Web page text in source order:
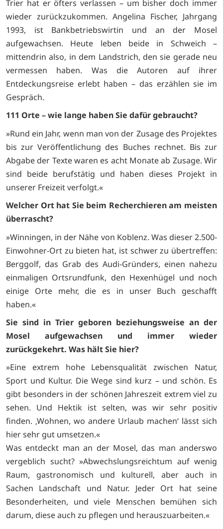
Trier hat er öfters verlassen – um bisher doch immer
wieder zurückzukommen. Angelina Fischer, Jahrgang
1993, ist Bankbetriebswirtin und an der Mosel
aufgewachsen. Heute leben beide in Schweich –
mittendrin also, in dem Landstrich, den sie gerade neu
vermessen haben. Was die Autoren auf ihrer
Entdeckungsreise erlebt haben – das erzählen sie im
Gespräch.
111 Orte – wie lange haben Sie dafür gebraucht?
»Rund ein Jahr, wenn man von der Zusage des Projektes
bis zur Veröffentlichung des Buches rechnet. Bis zur
Abgabe der Texte waren es acht Monate ab Zusage. Wir
sind beide berufstätig und haben dieses Projekt in
unserer Freizeit verfolgt.«
Welcher Ort hat Sie beim Recherchieren am meisten
überrascht?
»Winningen, in der Nähe von Koblenz. Was dieser 2.500-
Einwohner-Ort zu bieten hat, ist schwer zu übertreffen:
Berggolf, das Grab des Audi-Gründers, einen nahezu
einmaligen Ortsrundfunk, den Hexenhügel und noch
einige Orte mehr, die es in unser Buch geschafft
haben.«
Sie sind in Trier geboren beziehungsweise an der
Mosel aufgewachsen und immer wieder
zurückgekehrt. Was hält Sie hier?
»Eine extrem hohe Lebensqualität zwischen Natur,
Sport und Kultur. Die Wege sind kurz – und schön. Es
gibt besonders in der schönen Jahreszeit extrem viel zu
sehen. Und Hektik ist selten, was wir sehr positiv
finden. ‚Wohnen, wo andere Urlaub machen‘ lässt sich
hier sehr gut umsetzen.«
Was entdeckt man an der Mosel, das man anderswo
vergeblich sucht? »Abwechslungsreichtum auf wenig
Raum, gastronomisch und kulturell, aber auch in
Sachen Landschaft und Natur. Jeder Ort hat seine
Besonderheiten, und viele Menschen bemühen sich
darum, diese auch zu pflegen und herauszuarbeiten.«